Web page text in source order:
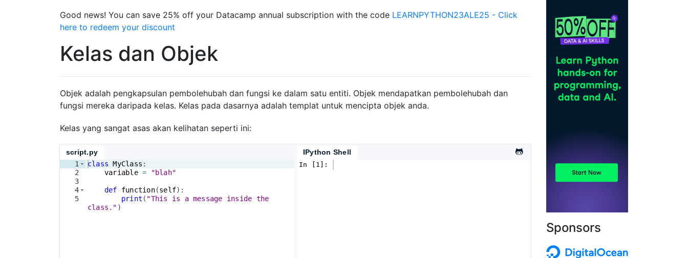
Good news! You can save 25% off your Datacamp annual subscription with the code LEARNPYTHON23ALE25 - Click
here to redeem your discount
Kelas dan Objek
Objek adalah pengkapsulan pembolehubah dan fungsi ke dalam satu entiti. Objek mendapatkan pembolehubah dan
fungsi mereka daripada kelas. Kelas pada dasarnya adalah templat untuk mencipta objek anda.
Kelas yang sangat asas akan kelihatan seperti ini:
script.py
1
2
3
4
5
class MyClass :
variable = "blah"
def function(self) :
print ( "This is a message inside the
class." )
IPython Shell
In [1]:
Sponsors